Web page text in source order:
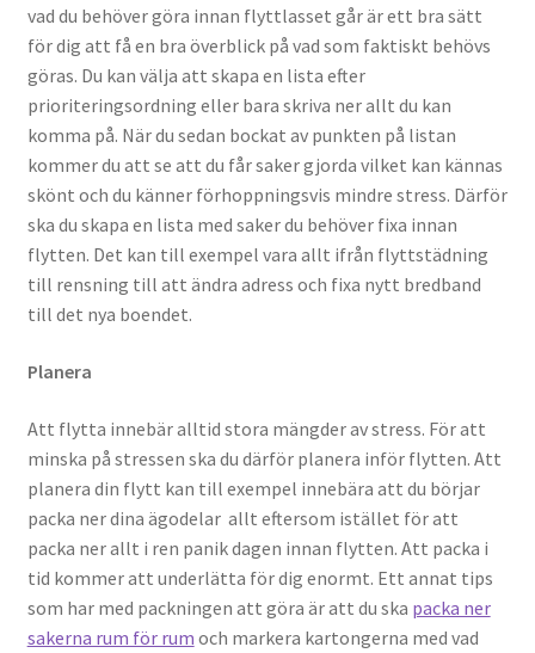
vad du behöver göra innan flyttlasset går är ett bra sätt
för dig att få en bra överblick på vad som faktiskt behövs
göras. Du kan välja att skapa en lista efter
prioriteringsordning eller bara skriva ner allt du kan
komma på. När du sedan bockat av punkten på listan
kommer du att se att du får saker gjorda vilket kan kännas
skönt och du känner förhoppningsvis mindre stress. Därför
ska du skapa en lista med saker du behöver fixa innan
flytten. Det kan till exempel vara allt ifrån flyttstädning
till rensning till att ändra adress och fixa nytt bredband
till det nya boendet.
Planera
Att flytta innebär alltid stora mängder av stress. För att
minska på stressen ska du därför planera inför flytten. Att
planera din flytt kan till exempel innebära att du börjar
packa ner dina ägodelar allt eftersom istället för att
packa ner allt i ren panik dagen innan flytten. Att packa i
tid kommer att underlätta för dig enormt. Ett annat tips
som har med packningen att göra är att du ska packa ner
sakerna rum för rum och markera kartongerna med vad